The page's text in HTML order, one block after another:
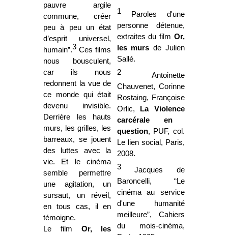
pauvre argile
commune, créer
peu à peu un état
d’esprit universel,
humain”.3 Ces films
nous bousculent,
car ils nous
redonnent la vue de
ce monde qui était
devenu invisible.
Derrière les hauts
murs, les grilles, les
barreaux, se jouent
des luttes avec la
vie. Et le cinéma
semble permettre
une agitation, un
sursaut, un réveil,
en tous cas, il en
témoigne.
Le film Or, les
1
Paroles d'une
personne détenue,
extraites du film Or,
les murs de Julien
Sallé.
2 Antoinette
Chauvenet, Corinne
Rostaing, Françoise
Orlic,
La Violence
carcérale en
question, PUF, col.
Le lien social, Paris,
2008.
3 Jacques de
Baroncelli, “Le
cinéma au service
d'une humanité
meilleure”, Cahiers
du mois-cinéma,